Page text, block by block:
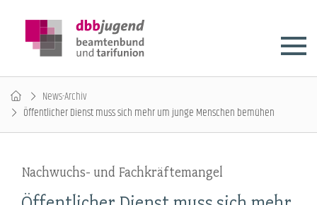
News-Archiv
Öffentlicher Dienst muss sich mehr um junge Menschen bemühen
Nachwuchs- und Fachkräftemangel